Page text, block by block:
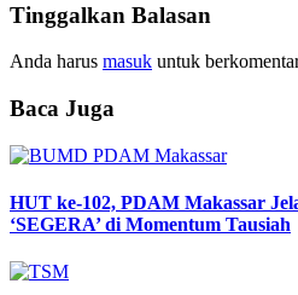
Tinggalkan Balasan
Anda harus masuk untuk
Baca Juga
HUT ke-102, PDAM Makassar
‘SEGERA’ di Momentum Tausiah